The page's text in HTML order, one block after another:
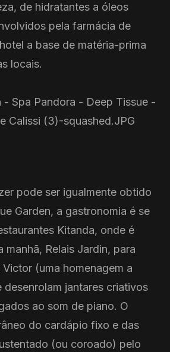
de hidratantes a óleos
pela farmácia de
a base de matéria-prima
locais.
pode ser igualmente obtido
Garden, a gastronomia é se
Kitanda, onde é
manhã, Relais Jardin, para
(uma homenagem a
desenrolam jantares criativos
ao som de piano. O
do cardápio fixo e das
(ou coroado) pelo